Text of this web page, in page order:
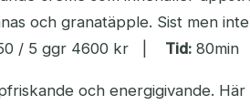
och granatäpple. Sist men
/ 5 ggr 4600 kr | Tid: 80min
och energigivande. Här